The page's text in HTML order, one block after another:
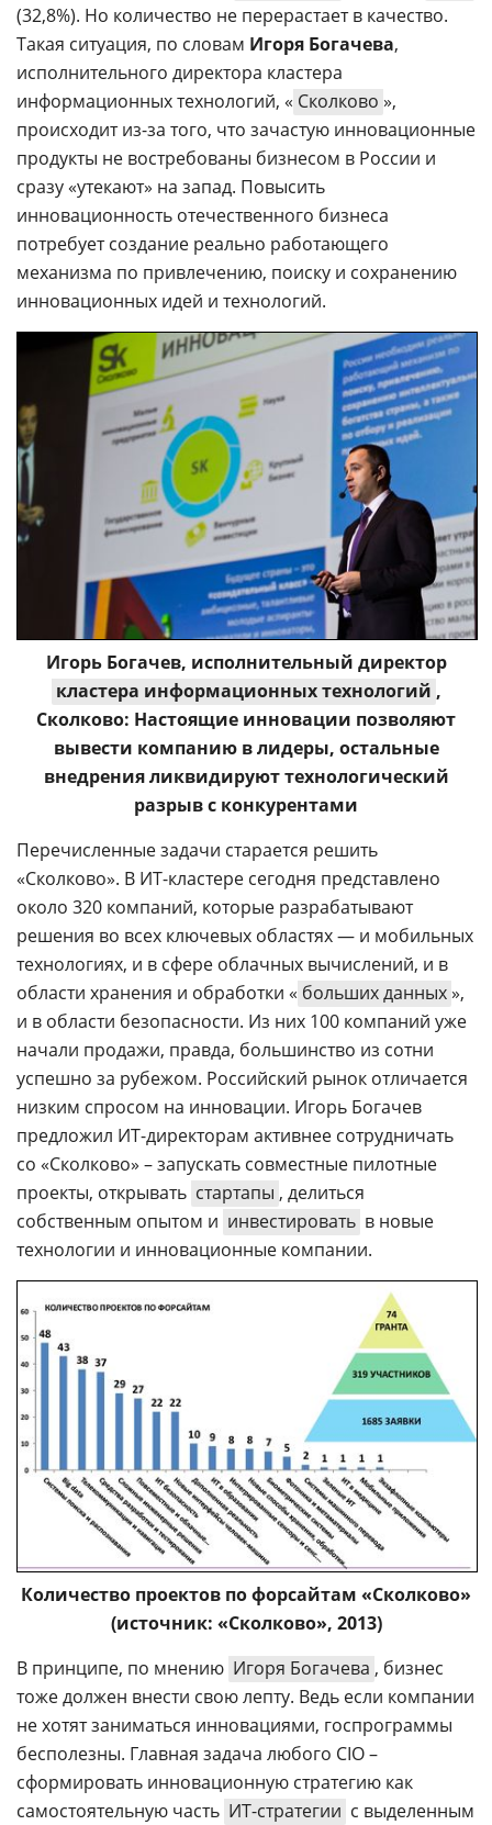
(32,8%). Но количество не перерастает в качество.
Такая ситуация, по словам Игоря Богачева,
исполнительного директора кластера
информационных технологий, « Сколково »,
происходит из-за того, что зачастую инновационные
продукты не востребованы бизнесом в России и
сразу «утекают» на запад. Повысить
инновационность отечественного бизнеса
потребует создание реально работающего
механизма по привлечению, поиску и сохранению
инновационных идей и технологий.
Игорь Богачев, исполнительный директор
кластера информационных технологий ,
Сколково: Настоящие инновации позволяют
вывести компанию в лидеры, остальные
внедрения ликвидируют технологический
разрыв с конкурентами
Перечисленные задачи старается решить
«Сколково». В ИТ-кластере сегодня представлено
около 320 компаний, которые разрабатывают
решения во всех ключевых областях — и мобильных
технологиях, и в сфере облачных вычислений, и в
области хранения и обработки « больших данных»,
и в области безопасности. Из них 100 компаний уже
начали продажи, правда, большинство из сотни
успешно за рубежом. Российский рынок отличается
низким спросом на инновации. Игорь Богачев
предложил ИТ-директорам активнее сотрудничать
со «Сколково» – запускать совместные пилотные
проекты, открывать стартапы , делиться
собственным опытом и инвестировать в новые
технологии и инновационные компании.
Количество проектов по форсайтам «Сколково»
(источник: «Сколково», 2013)
В принципе, по мнению Игоря Богачева , бизнес
тоже должен внести свою лепту. Ведь если компании
не хотят заниматься инновациями, госпрограммы
бесполезны. Главная задача любого CIO –
сформировать инновационную стратегию как
самостоятельную часть ИТ-стратегии с выделенным